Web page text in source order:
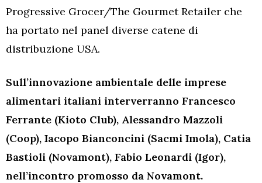
Progressive Grocer/The Gourmet Retailer che
ha portato nel panel diverse catene di
distribuzione USA.
Sull’innovazione ambientale delle imprese
alimentari italiani interverranno Francesco
Ferrante (Kioto Club), Alessandro Mazzoli
(Coop), Iacopo Bianconcini (Sacmi Imola), Catia
Bastioli (Novamont), Fabio Leonardi (Igor),
nell’incontro promosso da Novamont.